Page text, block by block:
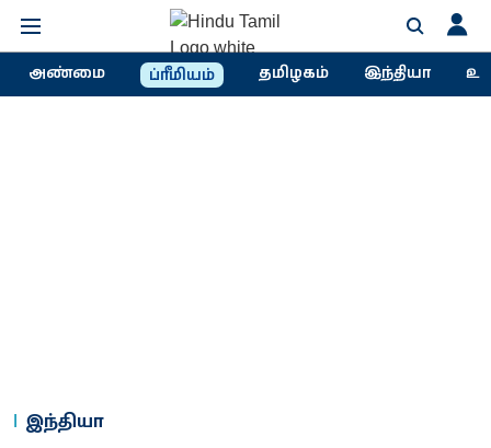
அண்மை ப்ரீமியம் தமிழகம் இந்தியா
இந்தியா